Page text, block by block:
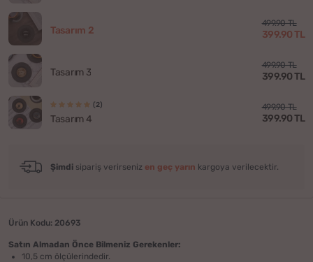
Tasarım 2
499.90 TL
399.90 TL
Tasarım 3
499.90 TL
399.90 TL
(2)
Tasarım 4
499.90 TL
399.90 TL
Şimdi sipariş verirseniz en geç yarın kargoya verilecektir.
Ürün Kodu: 20693
Satın Almadan Önce Bilmeniz Gerekenler:
10,5 cm ölçülerindedir.